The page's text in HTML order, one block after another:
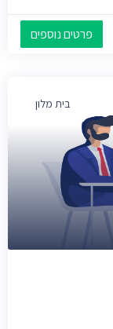
פרטים נוספים
בית מלון